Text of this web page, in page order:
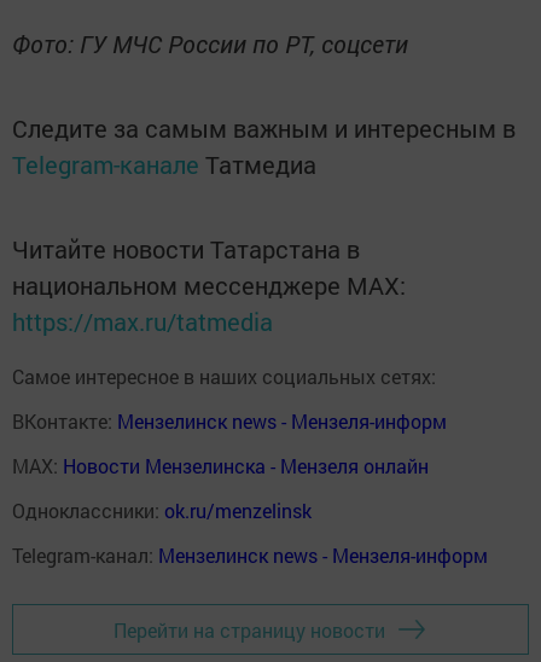
Фото: ГУ МЧС России по РТ, соцсети
Следите за самым важным и интересным в
Telegram-канале Татмедиа
Читайте новости Татарстана в
национальном мессенджере MАХ:
https://max.ru/tatmedia
Самое интересное в наших социальных сетях:
ВКонтакте: Мензелинск news - Мензеля-информ
MAX: Новости Мензелинска - Мензеля онлайн
Одноклассники: ok.ru/menzelinsk
Telegram-канал: Мензелинск news - Мензеля-информ
Перейти на страницу новости